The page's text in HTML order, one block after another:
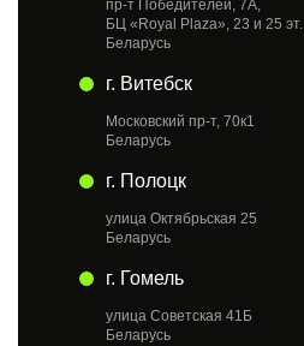
пр-т Победителей, 7А,
БЦ «Royal Plaza», 23 и 25 эт.
Беларусь
г. Витебск
Московский пр-т, 70к1
Беларусь
г. Полоцк
улица Октябрьская 25
Беларусь
г. Гомель
улица Советская 41Б
Беларусь